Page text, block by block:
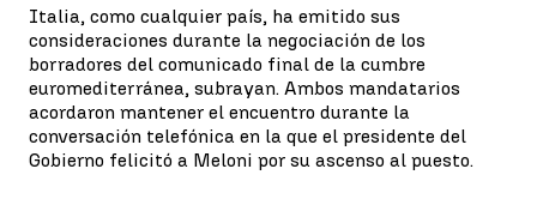
Italia, como cualquier país, ha emitido sus
consideraciones durante la negociación de los
borradores del comunicado final de la cumbre
euromediterránea, subrayan. Ambos mandatarios
acordaron mantener el encuentro durante la
conversación telefónica en la que el presidente del
Gobierno felicitó a Meloni por su ascenso al puesto.